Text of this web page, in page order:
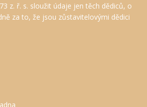
z. ř. s. sloužit údaje jen těch dědiců, o
za to, že jsou zůstavitelovými dědici